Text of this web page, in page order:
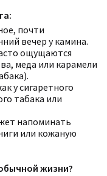
почти
вечер у камина.
ощущаются
меда или карамели
у сигаретного
табака или
напоминать
или кожаную
жизни?